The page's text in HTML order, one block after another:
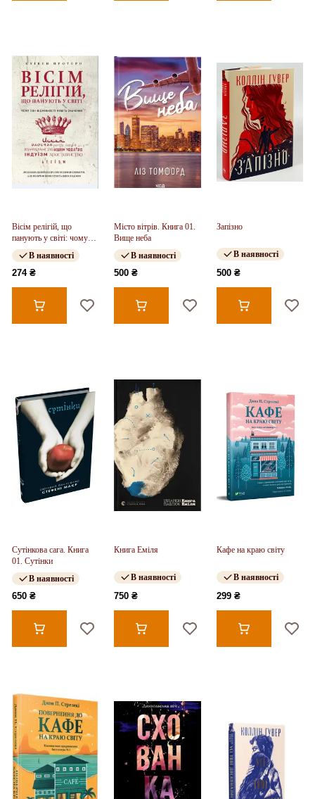
Вісім релігій, що
панують у світі: чому
їхні відмінності мають
значенняВ наявності
274 ₴
Місто вітрів. Книга 01.
Вище неба
В наявності
500 ₴
Запізно
В наявності
500 ₴
Сутінкова сага. Книга
01. Сутінки
В наявності
650 ₴
Книга Еміля
В наявності
750 ₴
Кафе на краю світу
В наявності
299 ₴